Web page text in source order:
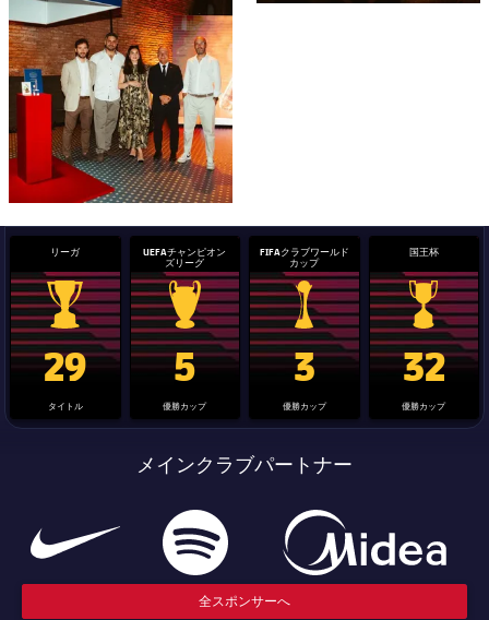
リーガ
La Liga trophy
29
タイトル
UEFAチャンピオン
ズリーグ
Champions League trophy
5
優勝カップ
FIFAクラブワールド
カップ
label.aria.clubworldcup
3
優勝カップ
国王杯
国王杯
32
優勝カップ
メインクラブパートナー
全スポンサーへ